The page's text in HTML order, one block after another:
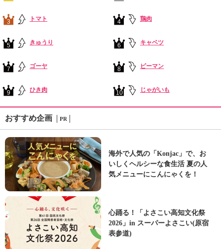
3 トマト 4 鶏肉
5 きゅうり 6 キャベツ
7 ゴーヤ 8 ピーマン
9 ひき肉 10 じゃがいも
おすすめ企画 PR
海外で人気の「Konjac」で、お
いしくヘルシーな食生活 夏の人
気メニューにこんにゃくを！
心踊る！「よさこい高知文化祭
2026」in スーパーよさこい(原宿
表参道)